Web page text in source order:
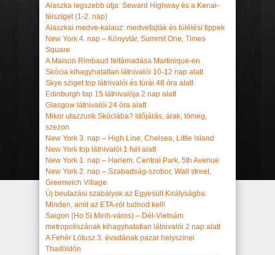
Alaszka legszebb útja: Seward Highway és a Kenai-
félsziget (1-2. nap)
Alaszkai medve-kalauz: medvefajták és túlélési tippek
New York 4. nap – Könyvtár, Summit One, Times
Square
A Maison Rimbaud feltámadása Martinique-en
Skócia kihagyhatatlan látnivalói 10-12 nap alatt
Skye sziget top látnivalói és túrái 48 óra alatt
Edinburgh top 15 látnivalója 2 nap alatt
Glasgow látnivalói 24 óra alatt
Mikor utazzunk Skóciába? Időjárás, árak, tömeg,
szezon
New York 3. nap – High Line, Chelsea, Little Island
New York top látnivalói 1 hét alatt
New York 1. nap – Harlem, Central Park, 5th Avenue
New York 2. nap – Szabadság-szobor, Wall street,
Greenwich Village
Új beutazási szabályok az Egyesült Királyságba:
Minden, amit az ETA-ról tudnod kell!
Saigon (Ho Si Minh-város) – Dél-Vietnám
metropoliszának kihagyhatatlan látnivalói 2 nap alatt
A Fehér Lótusz 3. évadának pazar helyszínei
Thaiföldön